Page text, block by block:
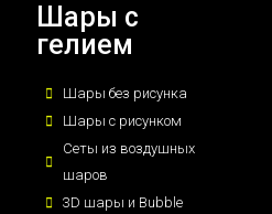
Шары с
гелием
Шары без рисунка
Шары с рисунком
Сеты из воздушных
шаров
3D шары и Bubble